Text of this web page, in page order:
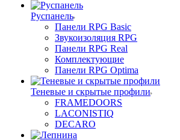
Руспанель
Панели RPG Basic
Звукоизоляция RPG
Панели RPG Real
Комплектующие
Панели RPG Optima
Теневые и скрытые профили
FRAMEDOORS
LACONISTIQ
DECARO